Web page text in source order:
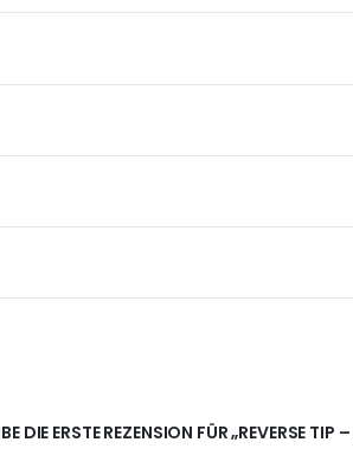
DIE ERSTE REZENSION FÜR „REVERSE TIP